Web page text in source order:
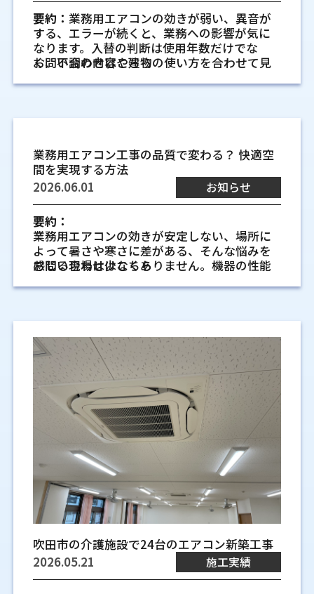
あります。どこへ排水するのか、排水先で人
の通行や外壁の汚れに影響しないかも確認し
ておきたい点です。
梁や筋交い、耐力壁を避けて配管穴を
計画する確認点
ます。梁、筋交い、耐力壁に干渉する位置は
場で下地の位置を確認することも大切です。
穴の位置を数センチずらすだけで、構造部分
を避けられることがありますので、建築側と
の共有が欠かせません。
室外機の設置場所と風通し、作業スペ
ースの見方
室外機は熱を外へ逃がす機械です。前面や背
面に十分な空間がないと、熱がこもりやすく
なります。また、将来の点検や交換を考える
境界に近い場所では、風の向きや音の伝わり
ようにします。
先行配管と露出配管の違いを新
築時に整理する
新築戸建てのエアコン配管では、建築中に配
管を仕込む先行配管と、完成後に壁の外へ配
管を出す露出配管があります。どちらが良い
かは、間取り、外観、点検のしやすさ、将来
の入れ替え方で変わります。見えにくくした
い気持ちと、後から扱いやすくしたい気持ち
の両方を整理することが大切です。
先行配管が向いている間取りと施工時
期
に関わる点
暑すぎる場所では汗による不快感や水分補給
の回数が増え、寒すぎる場所では手先が動か
しにくくなることがあります。細かな組み立
て、検品、包装、計量などの作業では、体へ
の負担が作業の丁寧さに関係します。冷房が
製品や材料が温湿度の影響を受ける点
製品や材料によっては、温度や湿度の変化で
状態が変わります。紙、木材、樹脂、食品原
料、接着剤、塗料などは、保管場所や作業場
所の環境に気を配る必要があります。湿度が
高いと結露や乾きにくさが出る場合があり、
乾燥しすぎると静電気や反りが起きる場合も
あります。人の快適性だけでなく、材料の扱
いやすさも空調管理の確認項目です。
空調の効きムラが工程ごとの負担につ
ながる点
一部の場所だけが冷える、出入口付近だけ暑
い、天井付近に熱がこもるといった状態は、
工程ごとの負担差につながります。作業場所
を移動するたびに温度差があると、体感だけ
でなく製品の一時保管にも影響する場合があ
ります。効きムラを減らすには、能力の大き
い機器を入れるだけでは足りません。空気の
通り道を見て、吹き出し方向や吸い込み位置
を合わせることが必要です。
現地調査で確認したい工場空調
管理の基本項目
工場空調の現地調査では、床面積や天井高だ
けを見ても十分ではありません。実際の稼働
異なるため、業務用エアコンの工事経験があ
るかを確認します。メーカーや形状ごとの施
工上の違いを理解している業者なら、現場に
合った説明を受けやすくなります。
業務用エアコンにはいくつかの形がありま
す。どれがよいかは、見た目だけでなく、天
井裏のスペース、配管の通し方、働く人の位
置、部屋の使い方で変わります。ここでは、
オフィスで検討される代表的な機種を、使い
分けの視点で整理します。
天井カセット形は見た目と気流のバラ
ンスを取りやすいです
天井カセット形は、室内機が天井面に収ま
口との位置関係を見ながら、デスクへ直接風
が当たりすぎない場所を検討します。
天井吊形は天井裏のスペースが限られ
る場所に向いています
天井吊形は、天井面に室内機を吊って設置す
るタイプです。天井裏に埋め込むスペースが
取りにくい建物でも検討しやすい形です。奥
行きのある部屋では、風を遠くへ送れる機種
を選ぶことで、入口側と奥側の温度差を抑え
やすくなります。
天井埋込ビルトイン形は間取りに合わ
せて吹き出し口を配置できます
天井埋込ビルトイン形は、本体を天井内に入
れ、吹き出し口を離して配置できるタイプで
間仕切りや棚で空気の流れが止まりや
すいレイアウト
背の高い棚、パーティション、商品什器があ
る空間では、風が途中で止まりやすくなりま
暑いという差が出ることがあります。設置前
ウト変更の予定も聞いておくと判断しやすい
すい配置につながります。
出入口や窓まわりから外気の影響を受
出入口の近くは、人の出入りで外気が入りや
すい場所です。大きな窓がある面は、夏の日
射や冬の冷気の影響を受けます。そこに室内
機を置くと、空調負荷が大きい場所だけを追
いかける運転になりやすいです。店舗や事務
所では、扉の開閉頻度、窓の向き、ブライン
天井カセット形や天井吊形など
室内機タイプの選び方
室内機にはいくつかの種類があり、見た目だ
けで決めると施工面で無理が出る場合があり
ます。天井の高さ、天井裏の余裕、部屋の
形、梁の位置によって向き不向きがありま
す。機種を選ぶときは、空間の使い方と工事
条件を合わせて考えることが大切です。
オフィスや店舗で使いやすい天井カセ
ット形の特徴
タイプです。四方向や二方向に風を出せる機
種があり、オフィスや飲食店の客席などで使
いやすい形です。天井面に納まるため、壁面
運転音や室外機の振動が気になり始め
たとき
室内機からこすれるような音がする、室外機
の振動が以前より大きい場合は、内部部品や
設置状態の確認が必要です。振動が建物に伝
わると、夜間の運転で気になりやすくなりま
修理を重ねるより交換が向いている状
態
同じような不具合が続く場合は、部品交換だ
けで対応し続けるより、本体交換のほうが住
まいに合う場合があります。古い機種では交
換部品の供給が終わっていることもあるた
め、修理できるかどうかだけでなく、今後の
使いやすさも含めて判断することが大切で
直したい場面
間取り変更や断熱改修を行うと、必要なエア
コンの能力や設置位置が変わることがありま
す。新築戸建てでは、配管ルートや専用コン
セントの位置を早めに決めておくと、室内の
見た目や使い勝手を整えやすくなります。
住宅エアコンの交換はどこに頼
むとよいのか
依頼先によって、機器選びの進め方や工事範
囲、確認してもらえる内容が変わります。ど
こに頼むかを考えるときは、販売だけでな
く、住まいの状況を見て施工まで丁寧に確認
できるかを見ておくと安心です。
家電量販店に依頼する場合の確認点
熱、外気の出入り、厨房機器の熱など、温度
に関わる条件が重なっています。そのため、
どこに設置し、どちらへ風を送るかを事前に
考えることが大切です。
客席や作業スペースに風が直接当たり
客席の真上やスタッフが長く立つ場所に吹き
けることがあります。短時間なら気にならな
くても、食事中や作業中には負担になる場合
があります。テーブルの位置、レジまわり、待
合席などを確認し、風が直接当たりにくい角
度に調整できる配置を検討します。
出入口や厨房まわりの温度変化を考え
た設置位置
出入口付近は外気が入りやすく、夏は熱気、
冬は冷気の影響を受けます。飲食店では厨房
暖まりにくくなったりします。現地調査で
は、扉の開閉頻度や厨房との距離も確認しま
す。
店内全体に空気が回りやすい吹き出し
エアコンの風は、壁や梁、棚、間仕切りに当
たると流れが変わります。吹き出し方向を考
えずに設置すると、入口側だけが冷える、奥
の席に風が届きにくいといった状態につなが
ります。店内全体を見ながら、空気が回りや
すい方向を選ぶことで、温度ムラを抑えやす
くなります。
店舗エアコンの種類と空間に合
要約： 業務用エアコンの効きが弱い、異音が
する、エラーが続くと、業務への影響が気に
なります。入替の判断は使用年数だけでな
く、不調の内容や建物の使い方を合わせて見
サインと入替前の進め方を整理します。
前に確認したい基本
業務用エアコンは、毎日の営業や作業環境を
支える設備です。まだ動いているから大丈夫
と考えたくなる場面もありますが、使用年数
や不調の出方によっては、早めに入替を検討
したほうが現場の負担を抑えやすくなりま
す。
耐用年数と使用年数から見る交換時期
一般的に業務用エアコンは、設置から10年を
超えると部品の劣化や能力低下が出やすくな
ります。使用時間が長い店舗や工場では、同
じ年数でも負荷が大きくなるため、冷暖房の
効きや運転音の変化を合わせて確認すること
が大切です。
修理で対応しやすい状態と入替を検討
したい状態
部品の交換や調整で改善しやすい不具合もあ
ります。一方で、圧縮機や基板など主要部品の
不具合、同じ症状の繰り返し、複数箇所の劣
化が見られる場合は、修理を重ねるより入替
のほうが現場に合う場合があります。
オフィスや店舗で早めの判断が大切に
なる理由
オフィスや店舗では、空調の停止が仕事のし
お問い合わせはこちら
業務用エアコン工事の品質で変わる？ 快適空
間を実現する方法
2026.06.01
お知らせ
要約：
業務用エアコンの効きが安定しない、場所に
よって暑さや寒さに差がある、そんな悩みを
感じる現場は少なくありません。機器の性能
品質によって空調環境が大きく変わります。
に合っていない場合、冷暖房効率が下がり、
快適性や作業環境にも影響が出やすくなりま
す。また、飲食店や工場、オフィスなどは建
物の構造や人の動きが異なるため、それぞれ
に合った施工計画が欠かせません。本記事で
は、業務用エアコン工事で押さえておきたい
ポイントや、施工品質によって変わる空間づ
くりについて、現場ごとの特徴を交えながら
整理していきます。
業務用エアコン工事の品質が快
適空間に影響する理由
業務用エアコンは、機器を設置するだけで十
室内の広さや天井高、人の動線に合わせて施
工内容を調整することで、はじめて安定した
空調環境につながります。とくにオフィスや
お問い合わせはこちら
吹田市の介護施設で24台のエアコン新築工事
2026.05.21
施工実績